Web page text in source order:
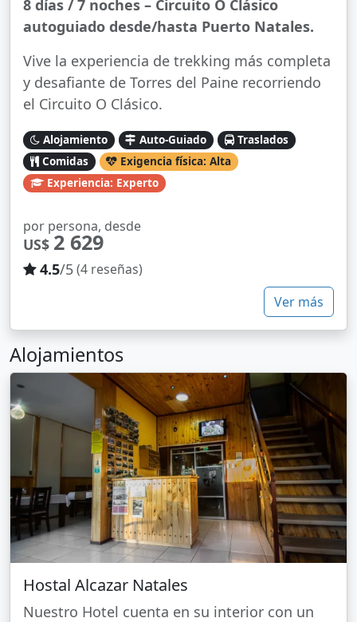
8 días / 7 noches – Circuito O Clásico
autoguiado desde/hasta Puerto Natales.
Vive la experiencia de trekking más completa
y desafiante de Torres del Paine recorriendo
el Circuito O Clásico.
Alojamiento Auto-Guiado
Traslados
Comidas
Exigencia física: Alta
Experiencia: Experto
por persona, desde
US$ 2 629
4.5/5(4 reseñas)
Ver más
Alojamientos
Hostal Alcazar Natales
Nuestro Hotel cuenta en su interior con un